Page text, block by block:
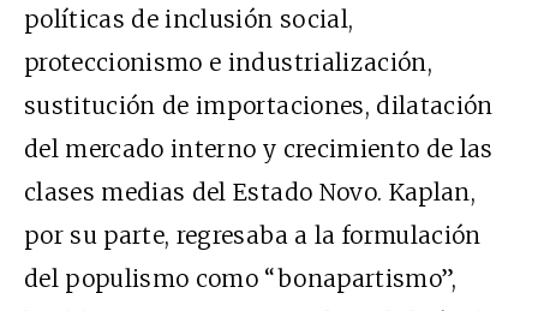
políticas de inclusión social,
proteccionismo e industrialización,
sustitución de importaciones, dilatación
del mercado interno y crecimiento de las
clases medias del Estado Novo. Kaplan,
por su parte, regresaba a la formulación
del populismo como “bonapartismo”,